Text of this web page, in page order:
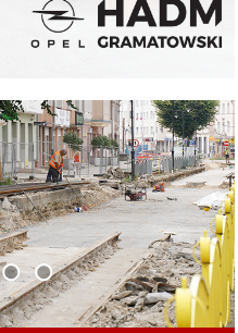
3 4